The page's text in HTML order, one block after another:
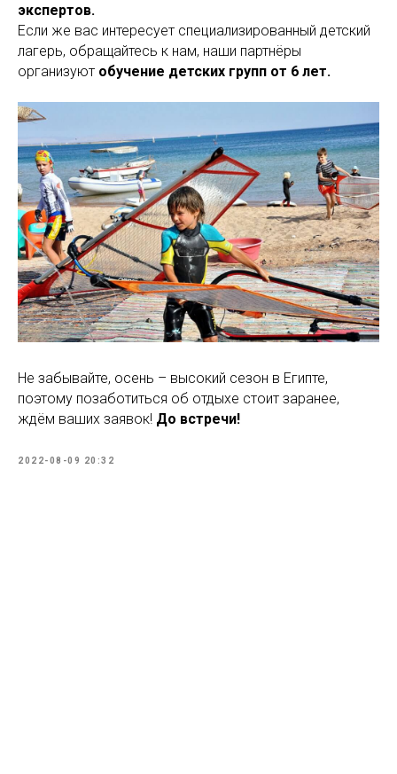
экспертов.
Если же вас интересует специализированный детский
лагерь, обращайтесь к нам, наши партнёры
организуют обучение детских групп от 6 лет.
Не забывайте, осень – высокий сезон в Египте,
поэтому позаботиться об отдыхе стоит заранее,
ждём ваших заявок! До встречи!
2022-08-09 20:32